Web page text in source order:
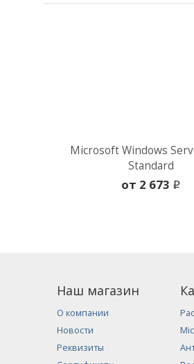
Microsoft Windows
Standard
oт 2 673 i
Наш магазин
О компании
Новости
Реквизиты